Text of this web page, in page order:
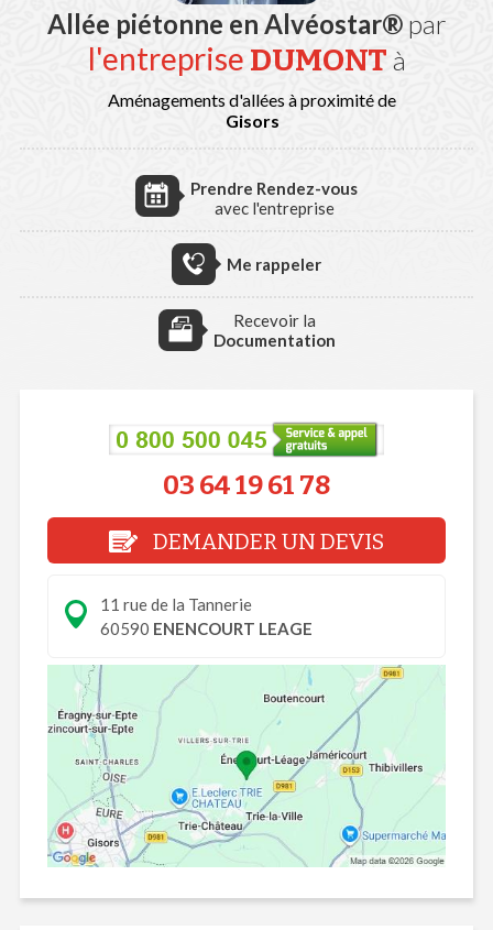
Allée piétonne en Alvéostar® par
l'entreprise DUMONT à
Aménagements d'allées à proximité de
Gisors
Prendre Rendez-vous
avec l'entreprise
Me rappeler
Recevoir la
Documentation
03 64 19 61 78
DEMANDER UN DEVIS
11 rue de la Tannerie
60590 ENENCOURT LEAGE